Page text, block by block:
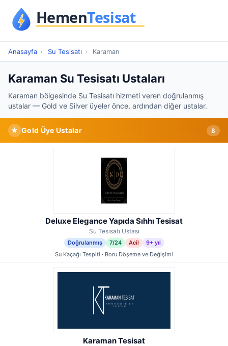
Anasayfa › Su Tesisatı › Karaman
Karaman Su Tesisatı Ustaları
Karaman bölgesinde Su Tesisatı hizmeti veren doğrulanmış
ustalar — Gold ve Silver üyeler önce, ardından diğer ustalar.
★ Gold Üye Ustalar 8
Deluxe Elegance Yapıda Sıhhı Tesisat
Su Tesisatı Ustası
Doğrulanmış 7/24 Acil
9+ yıl
Su Kaçağı Tespiti · Boru Döşeme ve Değişimi
Karaman Tesisat